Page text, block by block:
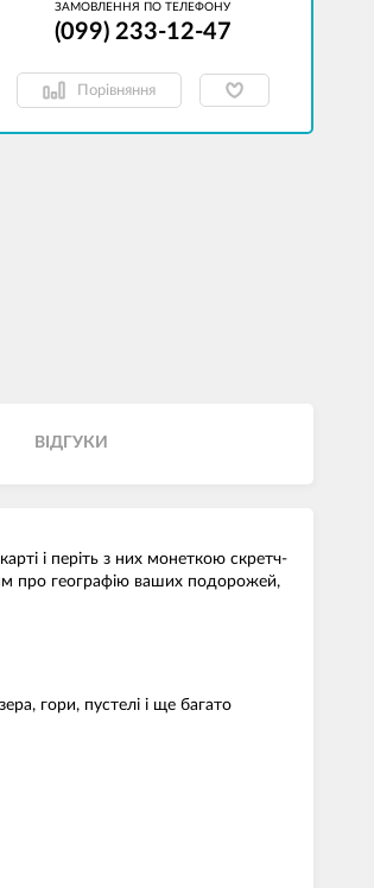
ЗАМОВЛЕННЯ ПО ТЕЛЕФОНУ
(099) 233-12-47
Порівняння
ВІДГУКИ
і періть з них монеткою скретч-
про географію ваших подорожей,
гори, пустелі і ще багато